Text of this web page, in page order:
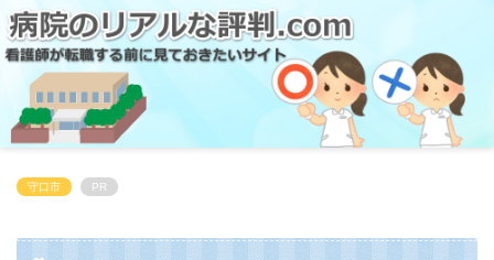
守口市 PR